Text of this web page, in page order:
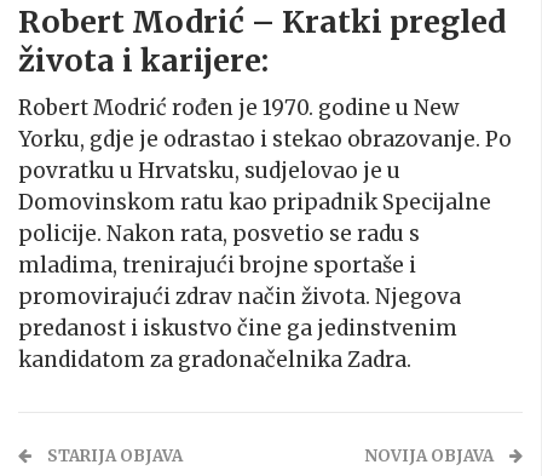
Robert Modrić – Kratki pregled
života i karijere:
Robert Modrić rođen je 1970. godine u New
Yorku, gdje je odrastao i stekao obrazovanje. Po
povratku u Hrvatsku, sudjelovao je u
Domovinskom ratu kao pripadnik Specijalne
policije. Nakon rata, posvetio se radu s
mladima, trenirajući brojne sportaše i
promovirajući zdrav način života. Njegova
predanost i iskustvo čine ga jedinstvenim
kandidatom za gradonačelnika Zadra.
STARIJA OBJAVA NOVIJA OBJAVA